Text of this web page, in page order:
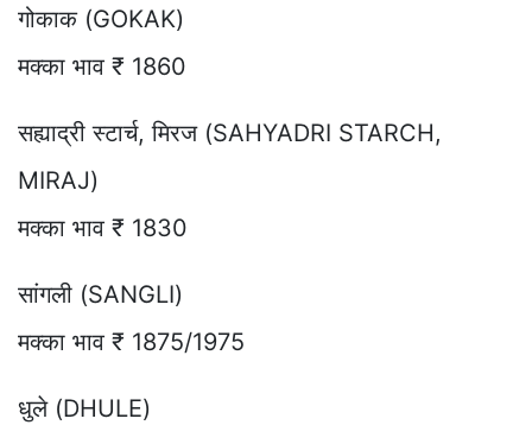
गोकाक (GOKAK)
मक्का भाव ₹ 1860
सह्याद्री स्टार्च, मिरज (SAHYADRI STARCH,
MIRAJ)
मक्का भाव ₹ 1830
सांगली (SANGLI)
मक्का भाव ₹ 1875/1975
धुले (DHULE)